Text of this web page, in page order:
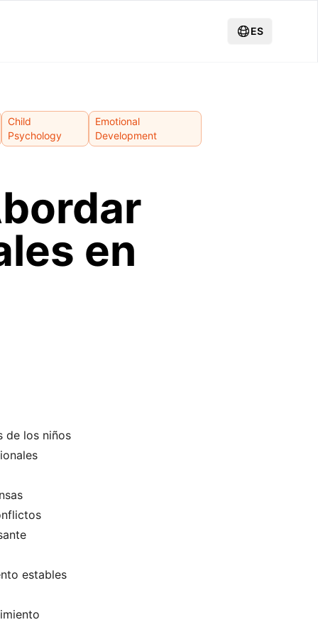
ES
Child
Psychology
Emotional
Development
en
de los niños
estables